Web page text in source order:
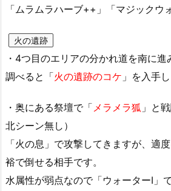
「ムラムラハーブ++」「マジックウ
火の遺跡
・4つ目のエリアの分かれ道を南に
調べると「火の遺跡のコケ 」を入手し
・奥にある祭壇で「 メラメラ狐 」と
北シーン無し）
「火の息」で攻撃してきますが、適
裕で倒せる相手です。
水属性が弱点なので「ウォーターⅠ」